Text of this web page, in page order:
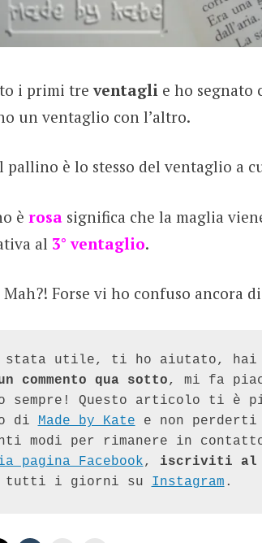
i primi treventagli e ho segnato
un ventaglio con l’altro.
pallino è lo stesso del ventaglio a
è rosasignifica che la maglia
al 3° ventaglio.
Forse vi ho confuso ancora
commento qua sotto, mi fa
sempre! Questo articolo ti è
di Made by Kate e non perderti
modi per rimanere in
pagina Facebook, iscriviti al
tutti i giorni su Instagram .